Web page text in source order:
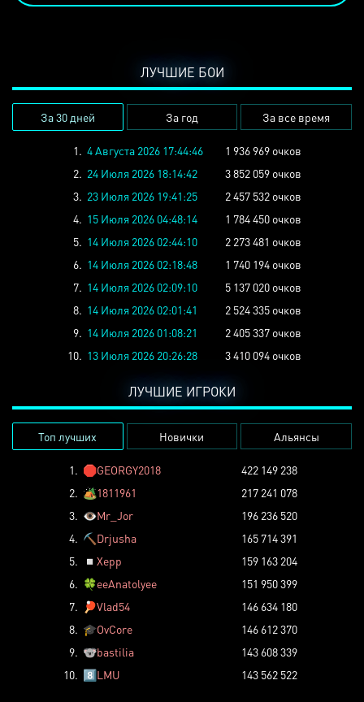
ЛУЧШИЕ БОИ
За 30 дней За год За все время
1. 4 Августа 2026 17:44:46
1 936 969 очков
2. 24 Июля 2026 18:14:42
3 852 059 очков
3. 23 Июля 2026 19:41:25
2 457 532 очков
4. 15 Июля 2026 04:48:14
1 784 450 очков
5. 14 Июля 2026 02:44:10
2 273 481 очков
6. 14 Июля 2026 02:18:48
1 740 194 очков
7. 14 Июля 2026 02:09:10
5 137 020 очков
8. 14 Июля 2026 02:01:41
2 524 335 очков
9. 14 Июля 2026 01:08:21
2 405 337 очков
10. 13 Июля 2026 20:26:28 3 410 094 очков
ЛУЧШИЕ ИГРОКИ
Топ лучших Новички Альянсы
1. 🛑GEORGY2018
422 149 238
2. 🏕️1811961
217 241 078
3. 👁️Mr_Jor
196 236 520
4. ⛏️ Drjusha
165 714 391
5.
◽ Xepp
159 163 204
6. 🍀eeAnatolyee
151 950 399
7.
🏓Vlad54
146 634 180
8. 🎓OvCore
146 612 370
9. 🐨bastilia
143 608 339
10. 8️⃣LMU 143 562 522